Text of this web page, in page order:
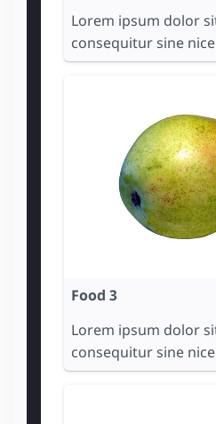
Lorem ipsum dolor
consequitur sine
Food 3
Lorem ipsum dolor
consequitur sine